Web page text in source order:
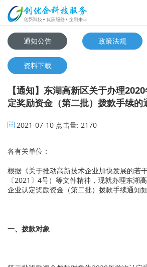
通知公告
政策法规
资料下载
【通知】东湖高新区关于办理
定奖励资金（第二批）拨款手续的
2021-07-10 点击量: 2170
各有关单位：
根据《关于推动高新技术企业加快发展的若
〔2021〕4号）等文件精神，现就办理东湖
企业认定奖励资金（第二批）拨款手续通知
一、拨款对象